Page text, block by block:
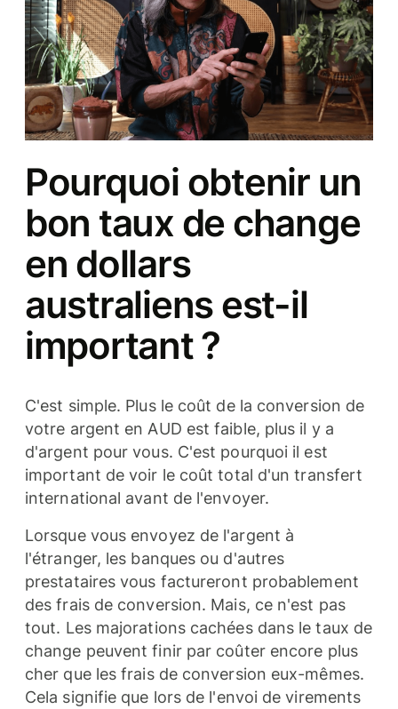
Pourquoi obtenir un
bon taux de change
en dollars
australiens est-il
important ?
C'est simple. Plus le coût de la conversion de
votre argent en AUD est faible, plus il y a
d'argent pour vous. C'est pourquoi il est
important de voir le coût total d'un transfert
international avant de l'envoyer.
Lorsque vous envoyez de l'argent à
l'étranger, les banques ou d'autres
prestataires vous factureront probablement
des frais de conversion. Mais, ce n'est pas
tout. Les majorations cachées dans le taux de
change peuvent finir par coûter encore plus
cher que les frais de conversion eux-mêmes.
Cela signifie que lors de l'envoi de virements